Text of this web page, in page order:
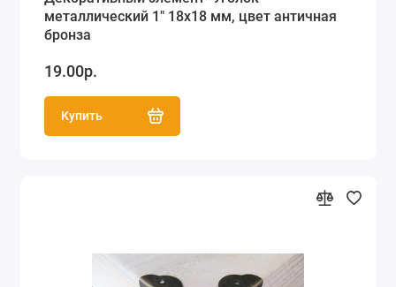
металлический 1" 18х18 мм, цвет античная
бронза
19.00р.
Купить